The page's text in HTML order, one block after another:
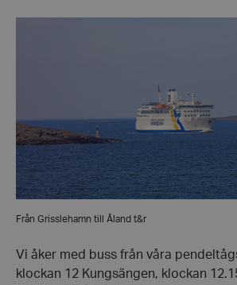
Från Grisslehamn till Åland t&r
Vi åker med buss från våra
klockan 12 Kungsängen, klockan